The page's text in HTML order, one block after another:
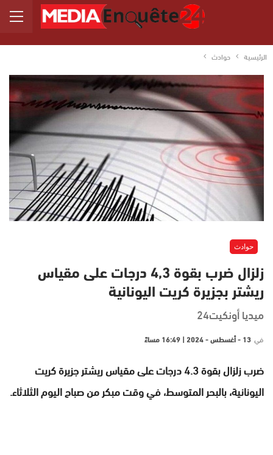
الرئيسية حوادث
حوادث
زلزال ضرب بقوة 4,3 درجات على مقياس
ريشتر بجزيرة كريت اليونانية
ميديا أونكيت24
في 13 - أغسطس - 2024 | 16:49 مساءً
ضرب زلزال بقوة 4.3 درجات على مقياس ريشتر جزيرة كريت
اليونانية، بالبحر المتوسط، في وقت مبكر من صباح اليوم الثلاثاء.